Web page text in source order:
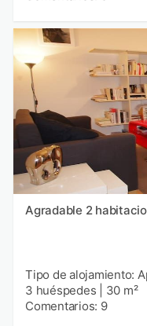
Agradable 2
Tipo de alojamiento:
3 huéspedes
30 m²
Comentarios: 9